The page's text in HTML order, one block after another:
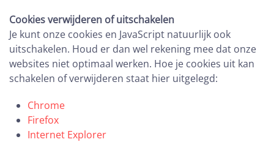
Cookies verwijderen of uitschakelen
Je kunt onze cookies en JavaScript natuurlijk ook
uitschakelen. Houd er dan wel rekening mee dat onze
websites niet optimaal werken. Hoe je cookies uit kan
schakelen of verwijderen staat hier uitgelegd:
Chrome
Firefox
Internet Explorer